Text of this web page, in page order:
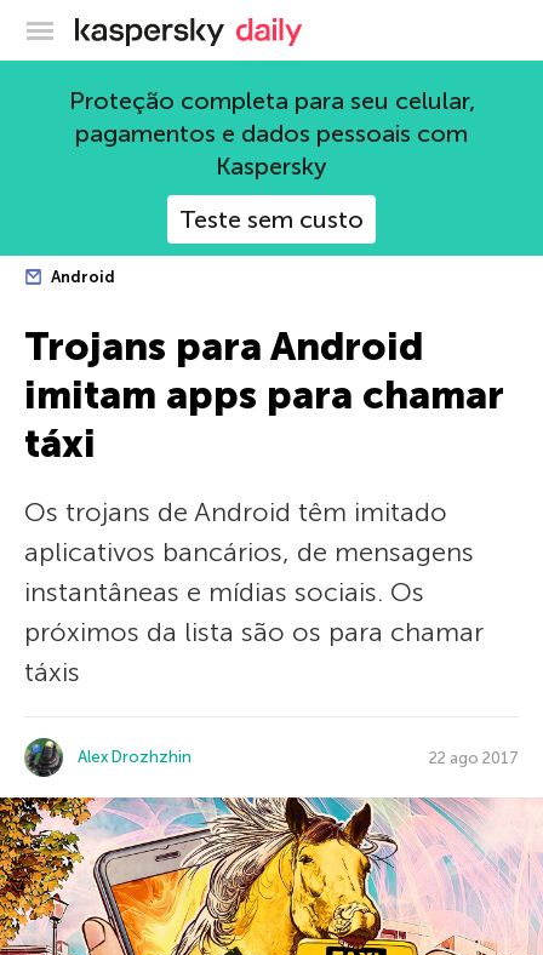
Blog oficial da Kaspersky
Proteção completa para seu celular,
pagamentos e dados pessoais com
Kaspersky
Teste sem custo
Android
Trojans para Android
imitam apps para chamar
táxi
Os trojans de Android têm imitado
aplicativos bancários, de mensagens
instantâneas e mídias sociais. Os
próximos da lista são os para chamar
táxis
Alex Drozhzhin 22 ago 2017